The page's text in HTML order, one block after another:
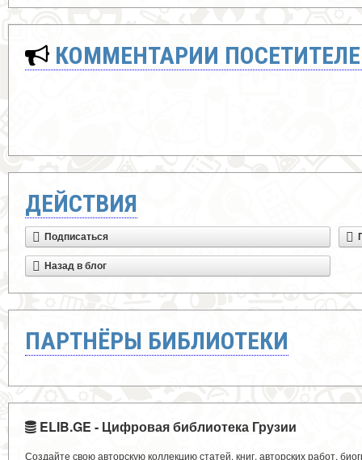
КОММЕНТАРИИ
ДЕЙСТВИЯ
Подписаться
Назад в блог
ПАРТНЁРЫ БИБЛИОТЕКИ
ELIB.GE - Цифровая библиотека Грузии
Создайте свою авторскую коллекцию статей, книг, авторских работ,